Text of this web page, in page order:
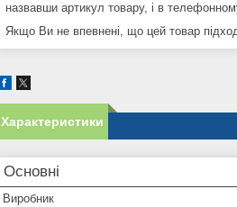
назвавши артикул товару, і в
Якщо Ви не впевнені, що цей товар
Характеристики
Основні
Виробник